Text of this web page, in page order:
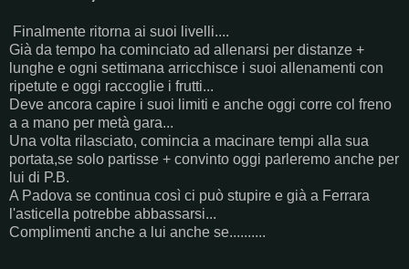
Finalmente ritorna ai suoi livelli....
Già da tempo ha cominciato ad allenarsi per distanze +
lunghe e ogni settimana arricchisce i suoi allenamenti con
ripetute e oggi raccoglie i frutti...
Deve ancora capire i suoi limiti e anche oggi corre col freno
a a mano per metà gara...
Una volta rilasciato, comincia a macinare tempi alla sua
portata,se solo partisse + convinto oggi parleremo anche per
lui di P.B.
A Padova se continua così ci può stupire e già a Ferrara
l'asticella potrebbe abbassarsi...
Complimenti anche a lui anche se..........